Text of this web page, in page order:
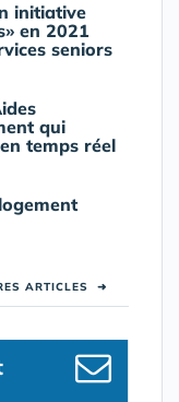
initiative
en 2021
seniors
qui
temps réel
ARTICLES ➜